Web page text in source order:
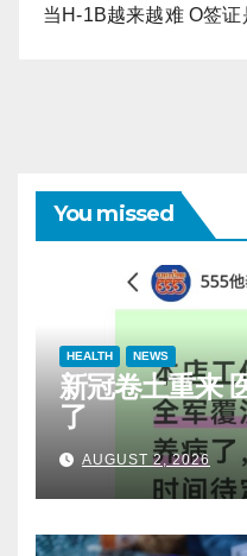
当H-1B越来越难 O签
You missed
HEALTH NEWS
新冠卷土重来
了
AUGUST 2, 2026